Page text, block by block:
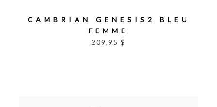
CAMBRIAN GENESIS2 BLEU
FEMME
209,95 $